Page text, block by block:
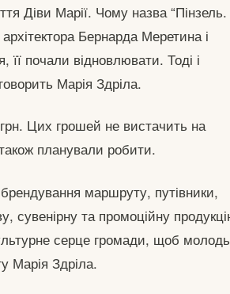
Діви Марії. Чому назва “Пінзель.
Бернарда Меретина і
її почали відновлювати. Тоді і
Марія Здріла.
Цих грошей не вистачить на
планували робити.
маршруту, путівники,
сувенірну та промоційну
серце громади, щоб молодь
Марія Здріла.